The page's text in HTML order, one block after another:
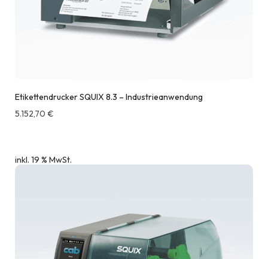
Etikettendrucker SQUIX 8.3 – Industrieanwendung
5.152,70 €
inkl. 19 % MwSt.